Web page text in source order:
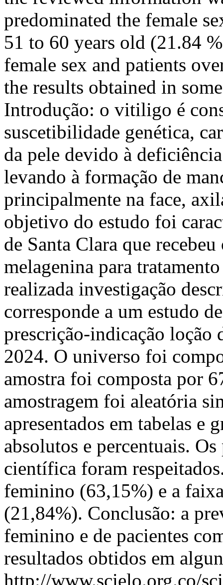
predominated the female
51 to 60 years old (21.84
female sex and patients
the results obtained in
Introdução: o vitiligo é
suscetibilidade genética,
da pele devido à
levando à formação de
principalmente na face,
objetivo do estudo foi
de Santa Clara que
melagenina para
realizada investigação
corresponde a um estudo
prescrição-indicação loção
2024. O universo foi
amostra foi composta por
amostragem foi aleatória
apresentados em tabelas e
absolutos e percentuais.
científica foram
feminino (63,15%) e a
(21,84%). Conclusão: a
feminino e de pacientes
resultados obtidos em
http://www.scielo.org.co/